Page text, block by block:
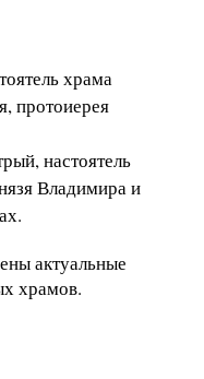
храма
протоиерея
настоятель
Владимира и
актуальные
храмов.